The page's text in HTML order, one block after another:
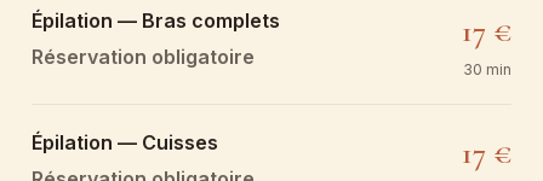
Épilation — Bras complets
Réservation obligatoire
17 €
30 min
Épilation — Cuisses
17 €